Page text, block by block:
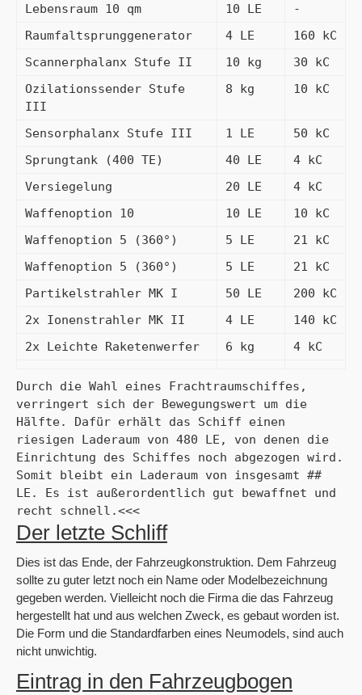
Lebensraum 10 qm 10 LE
-
Raumfaltsprunggenerator
4 LE
160 kC
Scannerphalanx Stufe II
10 kg
30 kC
Ozilationssender Stufe
III
8 kg 10 kC
Sensorphalanx Stufe III 1 LE
50 kC
Sprungtank (400 TE)
40 LE
4 kC
Versiegelung
20 LE
4 kC
Waffenoption 10
10 LE
10 kC
Waffenoption 5 (360°)
5 LE
21 kC
Waffenoption 5 (360°)
5 LE
21 kC
Partikelstrahler MK I
50 LE
200 kC
2x Ionenstrahler MK II
4 LE
140 kC
2x Leichte Raketenwerfer
6 kg 4 kC
Durch die Wahl eines Frachtraumschiffes,
verringert sich der Bewegungswert um die
Hälfte. Dafür erhält das Schiff einen
riesigen Laderaum von 480 LE, von denen die
Einrichtung des Schiffes noch abgezogen wird.
Somit bleibt ein Laderaum von insgesamt ##
LE. Es ist außerordentlich gut bewaffnet und
recht schnell.<<<
Der letzte Schliff
Dies ist das Ende, der Fahrzeugkonstruktion. Dem Fahrzeug
sollte zu guter letzt noch ein Name oder Modelbezeichnung
gegeben werden. Vielleicht noch die Firma die das Fahrzeug
hergestellt hat und aus welchen Zweck, es gebaut worden ist.
Die Form und die Standardfarben eines Neumodels, sind auch
nicht unwichtig.
Eintrag in den Fahrzeugbogen